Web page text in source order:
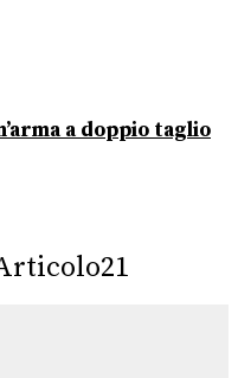
a doppio taglio